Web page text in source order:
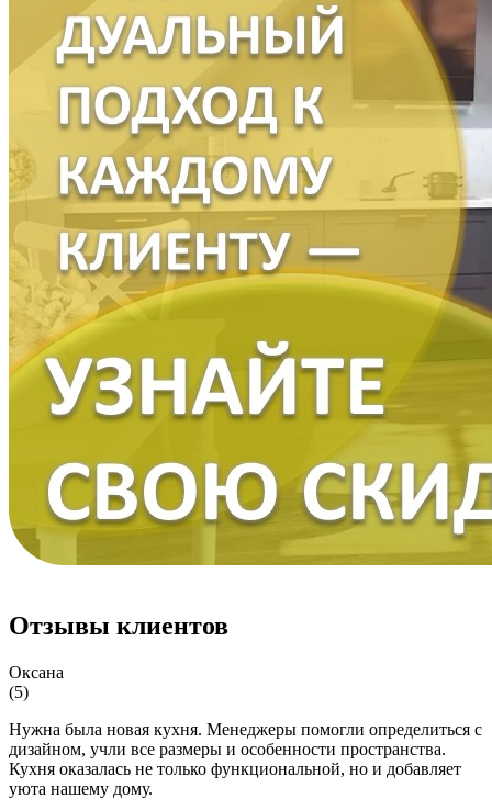
Отзывы клиентов
Оксана
(5)
Нужна была новая кухня. Менеджеры помогли определиться с
дизайном, учли все размеры и особенности пространства.
Кухня оказалась не только функциональной, но и добавляет
уюта нашему дому.